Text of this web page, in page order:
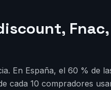
En España, el 60 % de
cada 10 compradores